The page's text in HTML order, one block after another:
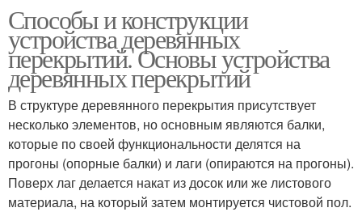
Перекрытия к
армопоясу
Перекрытия по
деревянным балкам
Междуэтажные
перекрытия
Дом из мусора
Способы и конструкции
устройства деревянных
перекрытий. Основы устройства
деревянных перекрытий
В структуре деревянного перекрытия присутствует
несколько элементов, но основным являются балки,
которые по своей функциональности делятся на
прогоны (опорные балки) и лаги (опираются на прогоны).
Поверх лаг делается накат из досок или же листового
материала, на который затем монтируется чистовой пол.